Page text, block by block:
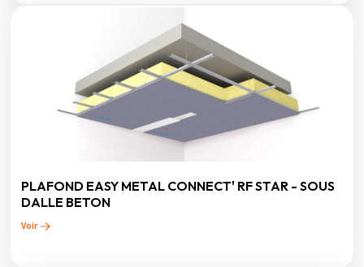
PLAFOND EASY METAL CONNECT' RF STAR - SOUS
DALLE BETON
Voir